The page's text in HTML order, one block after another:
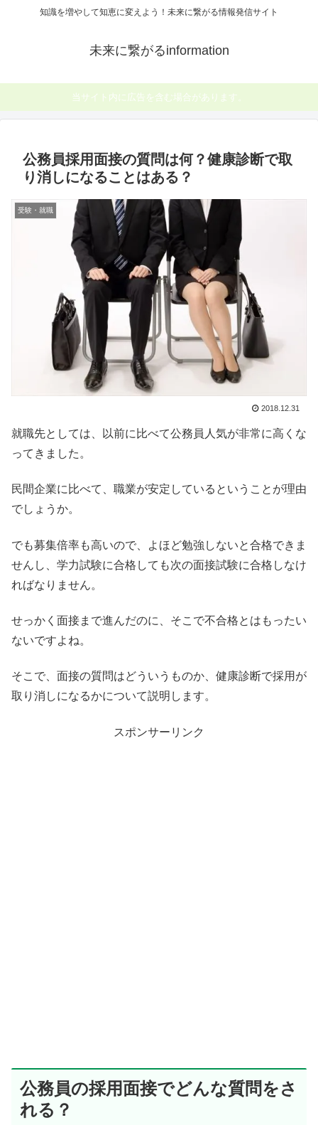
知識を増やして知恵に変えよう！未来に繋がる情報発信サイト
未来に繋がるinformation
当サイト内に広告を含む場合があります。
公務員採用面接の質問は何？健康診断で取
り消しになることはある？
受験・就職
2018.12.31
就職先としては、以前に比べて公務員人気が非常に高くな
ってきました。
民間企業に比べて、職業が安定しているということが理由
でしょうか。
でも募集倍率も高いので、よほど勉強しないと合格できま
せんし、学力試験に合格しても次の面接試験に合格しなけ
ればなりません。
せっかく面接まで進んだのに、そこで不合格とはもったい
ないですよね。
そこで、面接の質問はどういうものか、健康診断で採用が
取り消しになるかについて説明します。
スポンサーリンク
公務員の採用面接でどんな質問をさ
れる？